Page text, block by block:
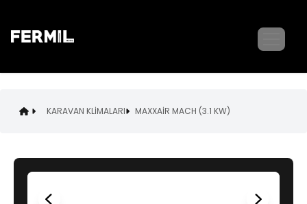
KARAVAN KLİMALARI MAXXAİR MACH (3.1 KW)